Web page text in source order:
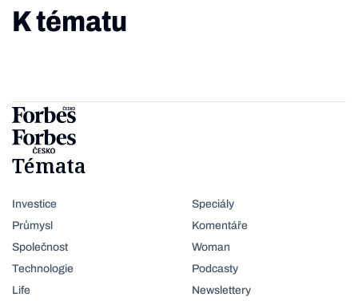
K tématu
Témata
Investice
Průmysl
Společnost
Technologie
Life
Speciály
Komentáře
Woman
Podcasty
Newslettery